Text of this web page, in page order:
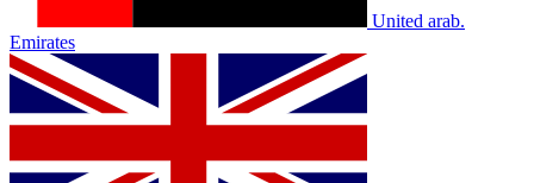
United arab.
Emirates